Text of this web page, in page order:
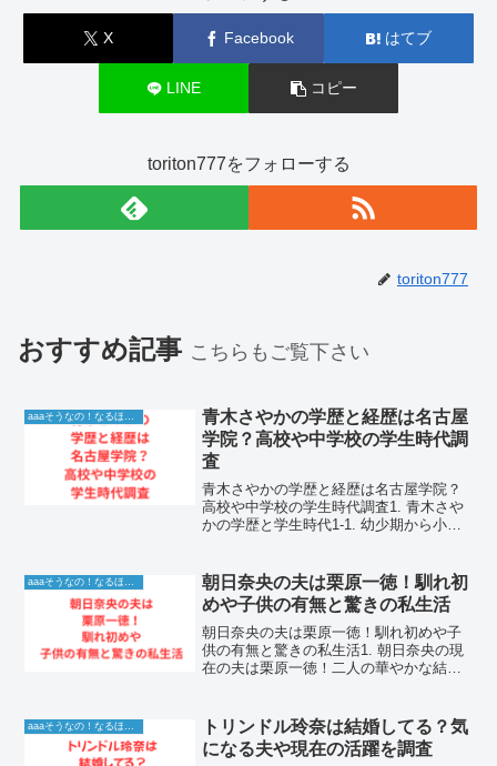
X Facebook はてブ
LINE コピー
toriton777をフォローする
toriton777
おすすめ記事 こちらもご覧下さい
aaaそうなの！なるほど！情報
青木さやかの学歴と経歴は名古屋
学院？高校や中学校の学生時代調
査
青木さやかの学歴と経歴は名古屋学院？
高校や中学校の学生時代調査1. 青木さや
かの学歴と学生時代1-1. 幼少期から小学
な家庭環境で育ちました。両親はともに
教師で、父親は...
aaaそうなの！なるほど！情報
朝日奈央の夫は栗原一徳！馴れ初
めや子供の有無と驚きの私生活
朝日奈央の夫は栗原一徳！馴れ初めや子
供の有無と驚きの私生活1. 朝日奈央の現
在の夫は栗原一徳！二人の華やかな結婚
ど圧倒的な活躍を続けているタレントの
朝日奈央さん。どんな...
トリンドル玲奈は結婚してる？気
になる夫や現在の活躍を調査